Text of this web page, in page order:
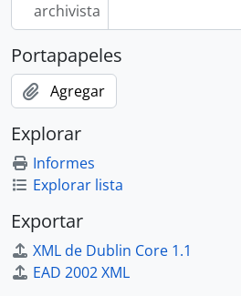
archivista
Portapapeles
Agregar
Explorar
Informes
Explorar lista
Exportar
XML de Dublin Core 1.1
EAD 2002 XML